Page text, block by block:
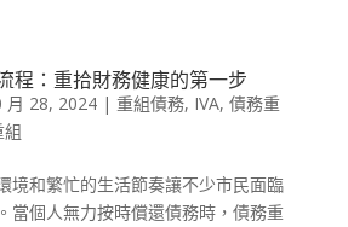
程：重拾財務健康的第一步
月 28, 2024| 重組債務, IVA, 債務重
組
境和繁忙的生活節奏讓不少市民面臨
當個人無力按時償還債務時，債務重